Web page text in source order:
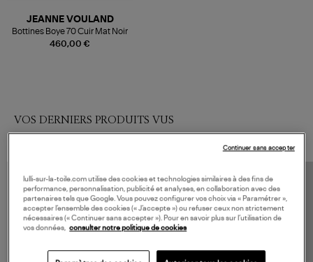
460,00 €
JEANNE VOULAND
Bottines Boye 70 Cuir Mat Noir
VOS DERNIERS PRODUITS VUS
lulli-sur-la-toile.com utilise des cookies et technologies similaires à des fins de
performance, personnalisation, publicité et analyses, en collaboration avec des
partenaires tels que Google. Vous pouvez configurer vos choix via « Paramétrer »,
accepter l’ensemble des cookies (« J’accepte ») ou refuser ceux non strictement
nécessaires (« Continuer sans accepter »). Pour en savoir plus sur l’utilisation de
vos données,
consulter notre politique de cookies
Continuer sans accepter